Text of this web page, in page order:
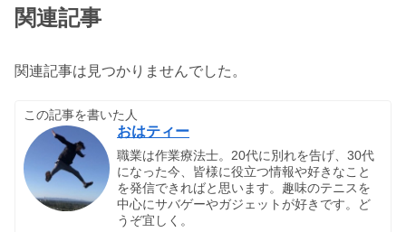
関連記事
関連記事は見つかりませんでした。
この記事を書いた人
おはティー
職業は作業療法士。20代に別れを告げ、30代
になった今、皆様に役立つ情報や好きなこと
を発信できればと思います。趣味のテニスを
中心にサバゲーやガジェットが好きです。ど
うぞ宜しく。